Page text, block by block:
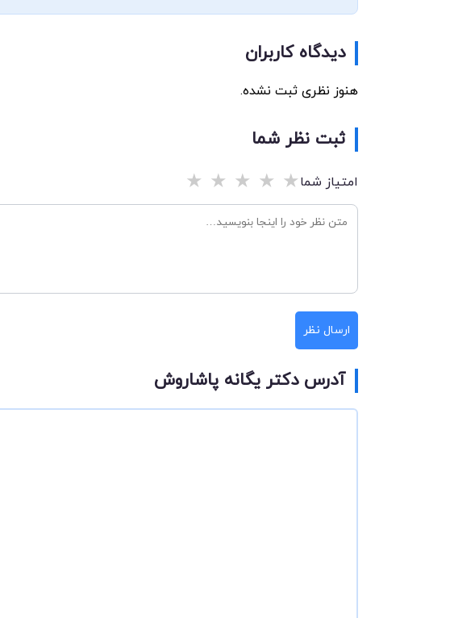
دیدگاه کاربران
هنوز نظری ثبت نشده.
ثبت نظر شما
امتیاز شما★
★
★
★
★
ارسال نظر
آدرس دکتر یگانه پاشاروش